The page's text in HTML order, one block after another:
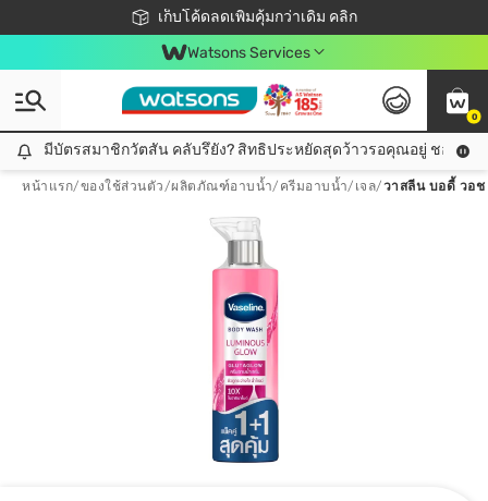
เก็บโค้ดลดเพิ่มคุ้มกว่าเดิม คลิก
ชอปออนไลน์ครั้งแรก ลดเพิ่มจุก ๆ 10%! 🎉
📦ส่งฟรี! เมื่อชอป 499฿
สมาชิกวัตสัน คลับดียังไง?
Watsons Services
0
มีบัตรสมาชิกวัตสัน คลับรึยัง? สิทธิประหยัดสุดว้าวรอคุณอยู่ ชอปคุ้มกว่าเดิม คลิก!
มีบัตรสมาชิกวัตสัน คลับรึยัง? สิทธิประหยัดสุดว้าวรอคุณอยู่ ชอปคุ้มก
หน้าแรก/ของใช้ส่วนตัว/ผลิตภัณฑ์อาบน้ำ/ ครีมอาบน้ำ/เจล/วาสลีน บอดี้ วอช